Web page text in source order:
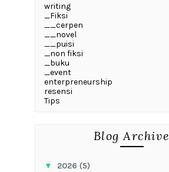
writing
_Fiksi
__cerpen
__novel
__puisi
_non fiksi
_buku
_event
enterpreneurship
resensi
Tips
Blog Archive
▼ 2026 (5)